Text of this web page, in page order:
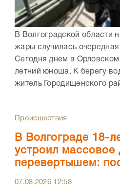
В Волгоградской области
жары случилась очередная
Сегодня днем в Орловском
летний юноша. К берегу
житель Городищенского
Происшествия
В Волгограде 18-
устроил
перевертышем:
07.08.2026 12:58